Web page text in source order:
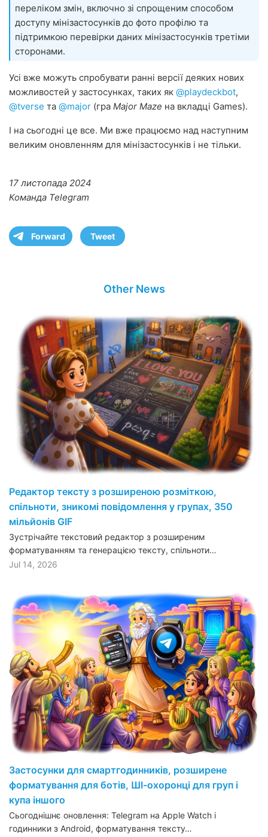
переліком змін, включно зі спрощеним способом
доступу мінізастосунків до фото профілю та
підтримкою перевірки даних мінізастосунків третіми
сторонами.
Усі вже можуть спробувати ранні версії деяких нових
можливостей у застосунках, таких як @playdeckbot,
@tverse та @major (гра Major Maze на вкладці Games).
І на сьогодні це все. Ми вже працюємо над наступним
великим оновленням для мінізастосунків і не тільки.
17 листопада 2024
Команда Telegram
Forward Tweet
Other News
Редактор тексту з розширеною розміткою,
спільноти, зникомі повідомлення у групах, 350
мільйонів GIF
Зустрічайте текстовий редактор з розширеним
форматуванням та генерацією тексту, спільноти…
Jul 14, 2026
Застосунки для смартгодинників, розширене
форматування для ботів, ШІ-охоронці для груп і
купа іншого
Сьогоднішнє оновлення: Telegram на Apple Watch і
годинники з Android, форматування тексту…